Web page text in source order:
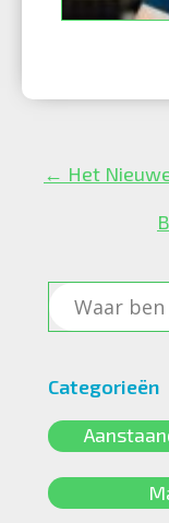
Posts
navigation
← Het
Categorieën